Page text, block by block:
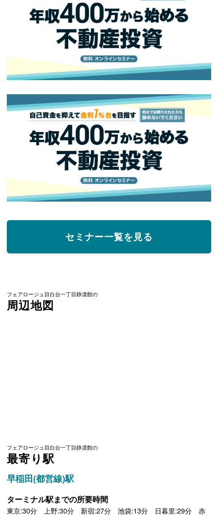
セミナー一覧を見る
フェアロージュ目白台一丁目静凛館の
周辺地図
フェアロージュ目白台一丁目静凛館の
最寄り駅
早稲田(都営線)駅
ターミナル駅までの所要時間
東京:30分 上野:30分 新宿:27分 池袋:13分 日暮里:29分 赤